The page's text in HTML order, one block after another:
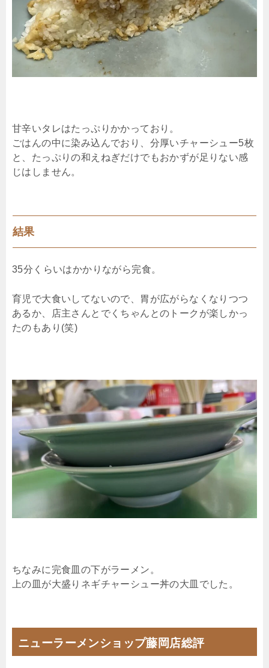
甘辛いタレはたっぷりかかっており。
ごはんの中に染み込んでおり、分厚いチャーシュー5枚
と、たっぷりの和えねぎだけでもおかずが足りない感
じはしません。
結果
35分くらいはかかりながら完食。
育児で大食いしてないので、胃が広がらなくなりつつ
あるか、店主さんとでくちゃんとのトークが楽しかっ
たのもあり(笑)
ちなみに完食皿の下がラーメン。
上の皿が大盛りネギチャーシュー丼の大皿でした。
ニューラーメンショップ藤岡店総評